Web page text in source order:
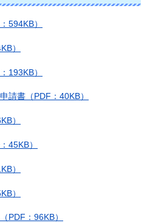
594KB）
）
193KB）
請書（PDF：40KB）
）
45KB）
）
）
PDF：96KB）